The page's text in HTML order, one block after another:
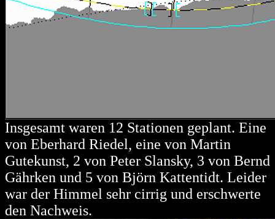
Insgesamt waren 12 Stationen geplant. Eine
von Eberhard Riedel, eine von Martin
Gutekunst, 2 von Peter Slansky, 3 von Bernd
Gährken und 5 von Björn Kattentidt. Leider
war der Himmel sehr cirrig und erschwerte
den Nachweis.